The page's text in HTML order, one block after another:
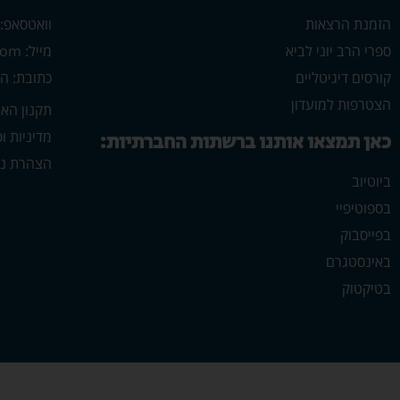
הזמנת הרצאות
ספרי הרב יוני לביא
קורסים דיגיטליים
הצטרפות למועדון
כאן תמצאו אותנו ברשתות החברתיות:
ביוטיוב
בספוטיפיי
בפייסבוק
באינסטגרם
בטיקטוק
וואטסאפ:
מייל: yonilavi10@gmail.com
כתובת: הרב
תקנון
מדיניות
הצהרת